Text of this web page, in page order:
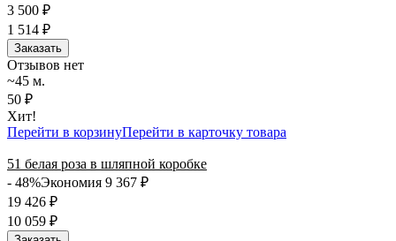
3 500 ₽
1 514 ₽
Заказать
Отзывов нет
~45 м.
50 ₽
Хит!
Перейти в корзинуПерейти в карточку товара
51 белая роза в шляпной коробке
- 48%Экономия 9 367 ₽
19 426 ₽
10 059 ₽